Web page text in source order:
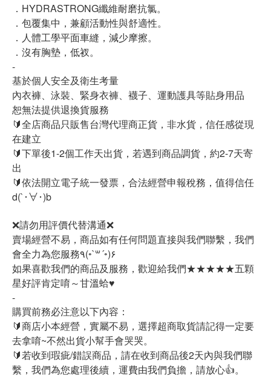
．HYDRASTRONG纖維耐磨抗氯。
．包覆集中，兼顧活動性與舒適性。
．人體工學平面車縫，減少摩擦。
．沒有胸墊，低衩。
-
基於個人安全及衛生考量
內衣褲、泳裝、緊身衣褲、襪子、運動護具等貼身用品
恕無法提供退換貨服務
🔰全店商品只販售台灣代理商正貨，非水貨，信任感從現
在建立
🔰下單後1-2個工作天出貨，若遇到商品調貨，約2-7天寄
出
🔰依法開立電子統一發票，合法經營申報稅務，值得信任
d(`･∀･)b
❌請勿用評價代替溝通❌
賣場經營不易，商品如有任何問題直接與我們聯繫，我們
會全力為您服務٩(◦`꒳´◦)۶
如果喜歡我們的商品及服務，歡迎給我們★★★★★五顆
星好評肯定唷～甘溫蛤♥
-
購買前務必注意以下內容：
🔰商店小本經營，實屬不易，選擇超商取貨請記得一定要
去拿唷~不然出貨小幫手會哭哭。
🔰若收到瑕疵/錯誤商品，請在收到商品後2天內與我們聯
繫，我們為您處理後續，運費由我們負擔，請放心👍。